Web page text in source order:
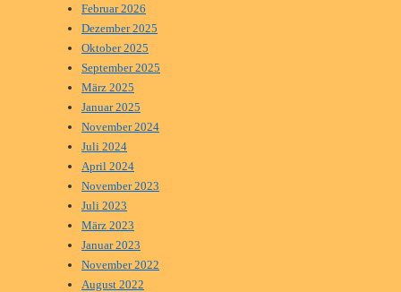
Februar 2026
Dezember 2025
Oktober 2025
September 2025
März 2025
Januar 2025
November 2024
Juli 2024
April 2024
November 2023
Juli 2023
März 2023
Januar 2023
November 2022
August 2022